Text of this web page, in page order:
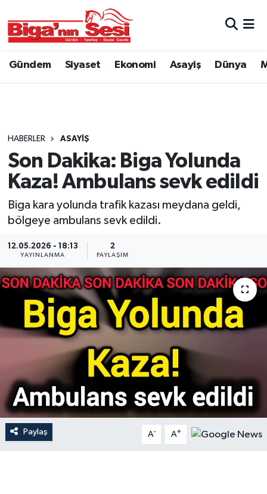
Gündem Siyaset Ekonomi Asayiş Dünya
HABERLER ASAYIŞ
Son Dakika: Biga Yolunda
Kaza! Ambulans sevk edildi
Biga kara yolunda trafik kazası meydana geldi,
bölgeye ambulans sevk edildi.
12.05.2026 - 18:13
YAYINLANMA
2
PAYLAŞIM
Paylaş A- A+
Asayiş
Belediye
Dünya
Ekonomi
Genel
Gündem
Hava Durumu
Kültür Sanat
Magazin
Otomobil
Çanakkale Hava Durumu
Tüm Manşetler
Son Dakika Haberleri